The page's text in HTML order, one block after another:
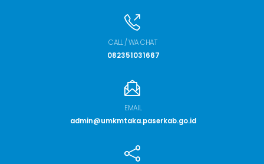
CALL / WA CHAT
082351031667
EMAIL
admin@umkmtaka.paserkab.go.id